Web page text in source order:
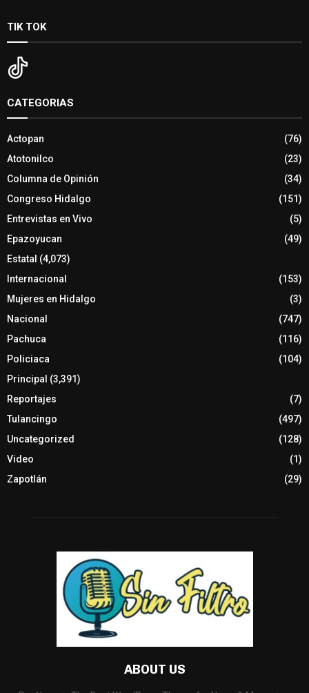
TIK TOK
CATEGORIAS
Actopan
(76)
Atotonilco
(23)
Columna de Opinión
(34)
Congreso Hidalgo
(151)
Entrevistas en Vivo
(5)
Epazoyucan
(49)
Estatal (4,073)
Internacional
(153)
Mujeres en Hidalgo
(3)
Nacional
(747)
Pachuca
(116)
Policiaca
(104)
Principal (3,391)
Reportajes
(7)
Tulancingo
(497)
Uncategorized
(128)
Video
(1)
Zapotlán
(29)
ABOUT US